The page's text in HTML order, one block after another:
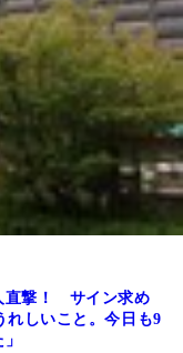
直撃！ サイン求め
しいこと。今日も9